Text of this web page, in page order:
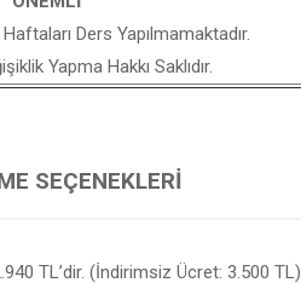
Ders Yapılmamaktadır.
Yapma Hakkı Saklıdır.
SEÇENEKLERI
TL’dir. (İndirimsiz Ücret: 3.500 TL)